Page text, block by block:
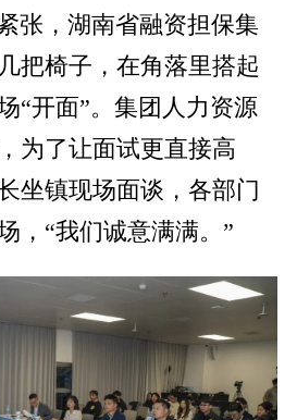
张，湖南省融资担保集
把椅子，在角落里搭起
“开面”。集团人力资源
为了让面试更直接高
坐镇现场面谈，各部门
，“我们诚意满满。”